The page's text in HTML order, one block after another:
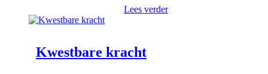
Lees verder
Kwestbare kracht